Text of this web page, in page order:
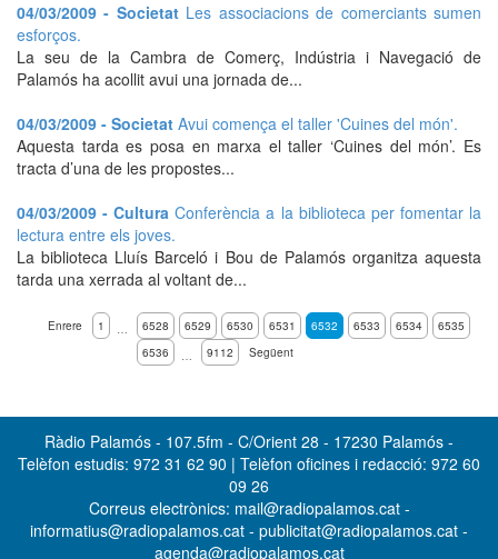
04/03/2009 - Societat Les associacions de comerciants sumen
esforços.
La seu de la Cambra de Comerç, Indústria i Navegació de
Palamós ha acollit avui una jornada de...
04/03/2009 - Societat Avui comença el taller 'Cuines del món'.
Aquesta tarda es posa en marxa el taller ‘Cuines del món’. Es
tracta d’una de les propostes...
04/03/2009 - CulturaConferència a la biblioteca per fomentar la
lectura entre els joves.
La biblioteca Lluís Barceló i Bou de Palamós organitza aquesta
tarda una xerrada al voltant de...
Enrere 1 … 6528 6529 6530 6531 6532 6533 6534
6535
6536
… 9112 Següent
Ràdio Palamós - 107.5fm - C/Orient 28 - 17230 Palamós -
Telèfon estudis: 972 31 62 90 | Telèfon oficines i redacció: 972 60
09 26
Correus electrònics: mail@radiopalamos.cat -
informatius@radiopalamos.cat - publicitat@radiopalamos.cat -
agenda@radiopalamos.cat